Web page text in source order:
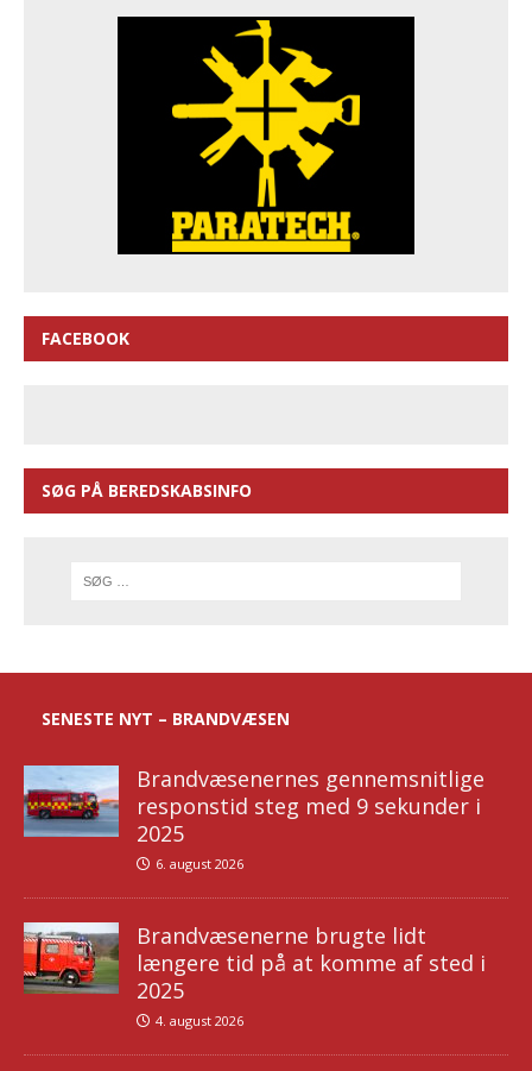
FACEBOOK
SØG PÅ BEREDSKABSINFO
SENESTE NYT – BRANDVÆSEN
Brandvæsenernes gennemsnitlige
responstid steg med 9 sekunder i
2025
6. august 2026
Brandvæsenerne brugte lidt
længere tid på at komme af sted i
2025
4. august 2026